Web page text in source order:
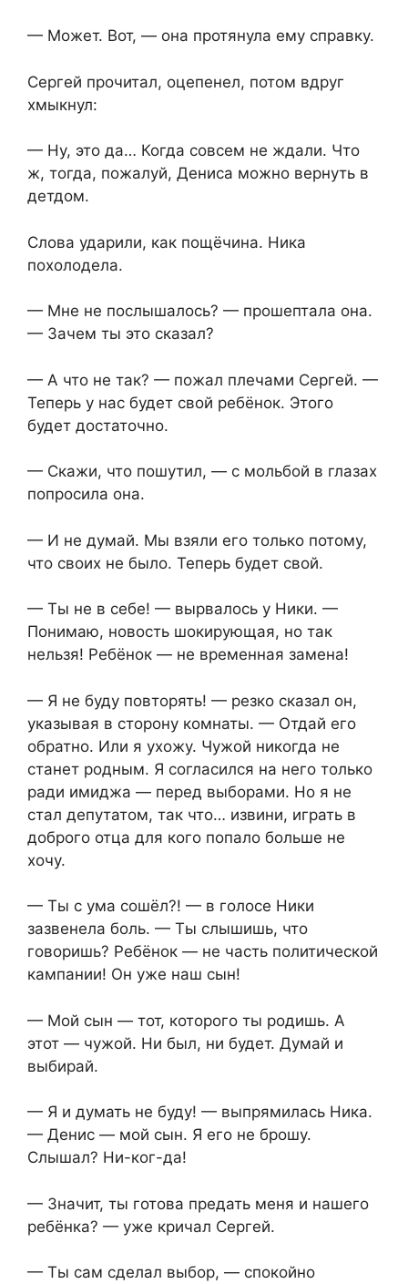
— Может. Вот, — она протянула ему справку.
Сергей прочитал, оцепенел, потом вдруг
хмыкнул:
— Ну, это да… Когда совсем не ждали. Что
ж, тогда, пожалуй, Дениса можно вернуть в
детдом.
Слова ударили, как пощёчина. Ника
похолодела.
— Мне не послышалось? — прошептала она.
— Зачем ты это сказал?
— А что не так? — пожал плечами Сергей. —
Теперь у нас будет свой ребёнок. Этого
будет достаточно.
— Скажи, что пошутил, — с мольбой в глазах
попросила она.
— И не думай. Мы взяли его только потому,
что своих не было. Теперь будет свой.
— Ты не в себе! — вырвалось у Ники. —
Понимаю, новость шокирующая, но так
нельзя! Ребёнок — не временная замена!
— Я не буду повторять! — резко сказал он,
указывая в сторону комнаты. — Отдай его
обратно. Или я ухожу. Чужой никогда не
станет родным. Я согласился на него только
ради имиджа — перед выборами. Но я не
стал депутатом, так что… извини, играть в
доброго отца для кого попало больше не
хочу.
— Ты с ума сошёл?! — в голосе Ники
зазвенела боль. — Ты слышишь, что
говоришь? Ребёнок — не часть политической
кампании! Он уже наш сын!
— Мой сын — тот, которого ты родишь. А
этот — чужой. Ни был, ни будет. Думай и
выбирай.
— Я и думать не буду! — выпрямилась Ника.
— Денис — мой сын. Я его не брошу.
Слышал? Ни-ког-да!
— Значит, ты готова предать меня и нашего
ребёнка? — уже кричал Сергей.
— Ты сам сделал выбор, — спокойно